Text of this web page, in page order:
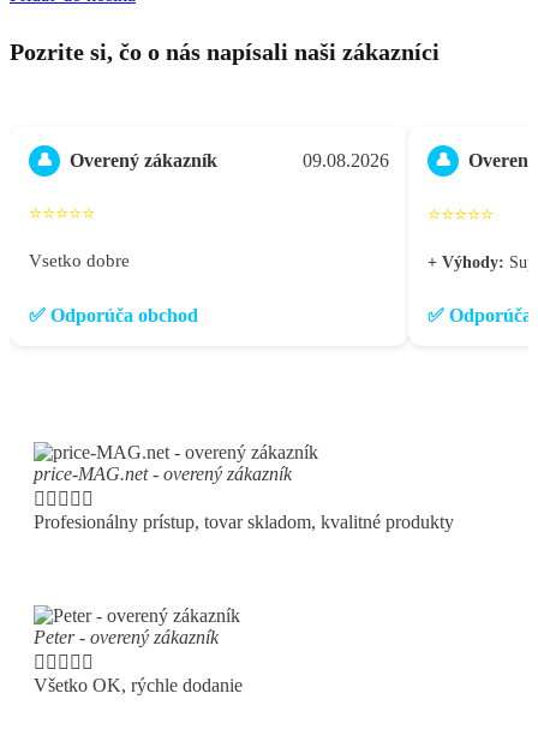
Pozrite si, čo o nás napísali naši zákazníci
👤 Overený zákazník 09.08.2026
⭐⭐⭐⭐⭐
Vsetko dobre
✅ Odporúča obchod
👤
⭐⭐⭐⭐⭐
+ Výhody:
✅ Odporúča
price-MAG.net - overený zákazník
    
Profesionálny prístup, tovar skladom, kvalitné produkty
Peter - overený zákazník
    
Všetko OK, rýchle dodanie